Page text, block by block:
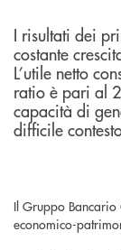
I risultati dei
costante
L’utile netto
ratio è pari al
capacità di
difficile
Il Gruppo Bancario
economico-